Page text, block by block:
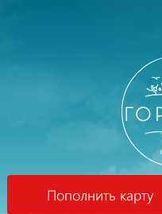
Пополнить карту